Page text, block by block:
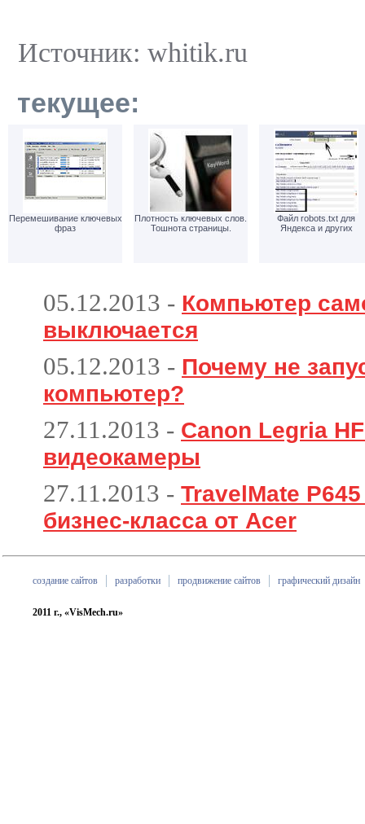
Источник: whitik.ru
текущее:
Перемешивание ключевых
фраз
Плотность ключевых слов.
Тошнота страницы.
Файл robots.txt для
Яндекса и других
05.12.2013 - Компьютер
выключается
05.12.2013 - Почему не
компьютер?
27.11.2013 - Canon Legria
видеокамеры
27.11.2013 - TravelMate
бизнес-класса от Acer
создание сайтов разработки продвижение сайтов графический дизайн
2011 г., «VisMech.ru»